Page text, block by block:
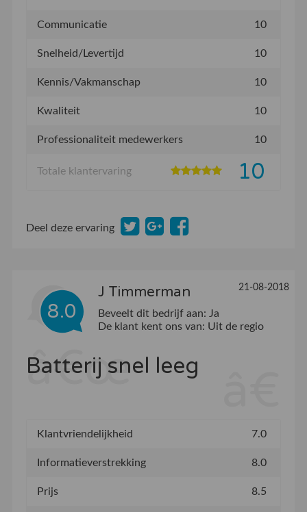
Communicatie 10
Snelheid/Levertijd 10
Kennis/Vakmanschap 10
Kwaliteit 10
Professionaliteit medewerkers 10
Totale klantervaring 10
Deel deze ervaring
8.0
J Timmerman 21-08-2018
Beveelt dit bedrijf aan: Ja
De klant kent ons van: Uit de regio
Batterij snel leeg
Klantvriendelijkheid 7.0
Informatieverstrekking 8.0
Prijs 8.5